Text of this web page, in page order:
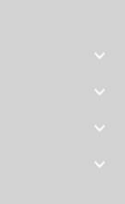



